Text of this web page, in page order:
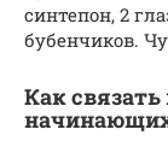
синте­пон, 2
бубенчиков.
Как